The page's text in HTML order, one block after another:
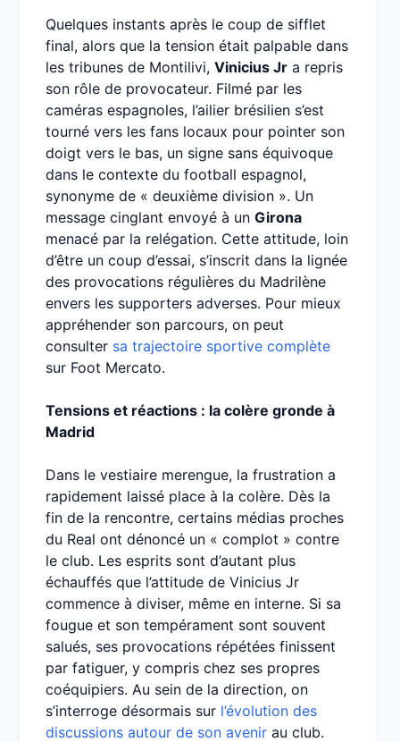
Quelques instants après le coup de sifflet
final, alors que la tension était palpable dans
les tribunes de Montilivi, Vinicius Jr a repris
son rôle de provocateur. Filmé par les
caméras espagnoles, l’ailier brésilien s’est
tourné vers les fans locaux pour pointer son
doigt vers le bas, un signe sans équivoque
dans le contexte du football espagnol,
synonyme de « deuxième division ». Un
message cinglant envoyé à un Girona
menacé par la relégation. Cette attitude, loin
d’être un coup d’essai, s’inscrit dans la lignée
des provocations régulières du Madrilène
envers les supporters adverses. Pour mieux
appréhender son parcours, on peut
consulter sa trajectoire sportive complète
sur Foot Mercato.
Tensions et réactions : la colère gronde à
Madrid
Dans le vestiaire merengue, la frustration a
rapidement laissé place à la colère. Dès la
fin de la rencontre, certains médias proches
du Real ont dénoncé un « complot » contre
le club. Les esprits sont d’autant plus
échauffés que l’attitude de Vinicius Jr
commence à diviser, même en interne. Si sa
fougue et son tempérament sont souvent
salués, ses provocations répétées finissent
par fatiguer, y compris chez ses propres
coéquipiers. Au sein de la direction, on
s’interroge désormais sur l’évolution des
discussions autour de son avenir au club.